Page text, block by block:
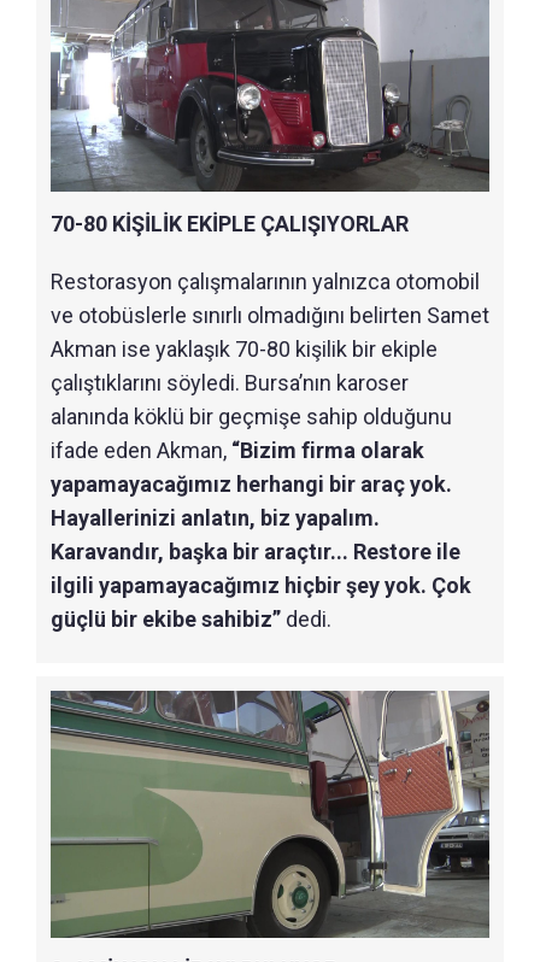
70-80 KİŞİLİK EKİPLE ÇALIŞIYORLAR
Restorasyon çalışmalarının yalnızca otomobil
ve otobüslerle sınırlı olmadığını belirten Samet
Akman ise yaklaşık 70-80 kişilik bir ekiple
çalıştıklarını söyledi. Bursa’nın karoser
alanında köklü bir geçmişe sahip olduğunu
ifade eden Akman, “Bizim firma olarak
yapamayacağımız herhangi bir araç yok.
Hayallerinizi anlatın, biz yapalım.
Karavandır, başka bir araçtır... Restore ile
ilgili yapamayacağımız hiçbir şey yok. Çok
güçlü bir ekibe sahibiz” dedi.